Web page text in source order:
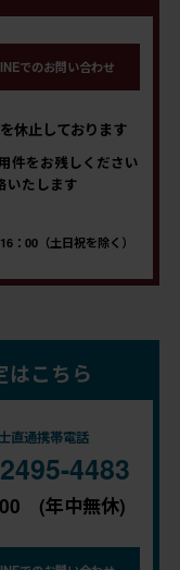
でのお問い合わせ
休止しております
件をお残しください
いたします
：00（土日祝を除く）
はこちら
直通携帯電話
4483
(年中無休)